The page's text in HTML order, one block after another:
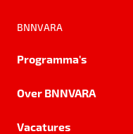
BNNVARA
Programma's
Over BNNVARA
Vacatures